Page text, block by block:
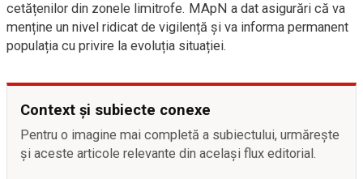
cetățenilor din zonele limitrofe. MApN a dat asigurări că va
menține un nivel ridicat de vigilență și va informa permanent
populația cu privire la evoluția situației.
Context și subiecte conexe
Pentru o imagine mai completă a subiectului, urmărește
și aceste articole relevante din același flux editorial.